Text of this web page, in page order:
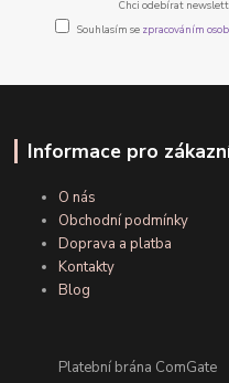
Chci odebírat
Souhlasím se zpracováním
Informace pro
O nás
Obchodní podmínky
Doprava a platba
Kontakty
Blog
Platební brána ComGate